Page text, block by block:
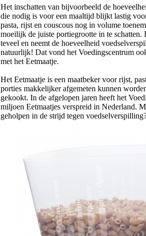
Het inschatten van bijvoorbeeld de
die nodig is voor een maaltijd blijkt lastig
pasta, rijst en couscous nog in volume
moeilijk de juiste portiegrootte in te schatten.
teveel en neemt de hoeveelheid
natuurlijk! Dat vond het Voedingscentrum
met het Eetmaatje.
Het Eetmaatje is een maatbeker voor rijst,
porties makkelijker afgemeten kunnen
gekookt. In de afgelopen jaren heeft het
miljoen Eetmaatjes verspreid in Nederland.
geholpen in de strijd tegen